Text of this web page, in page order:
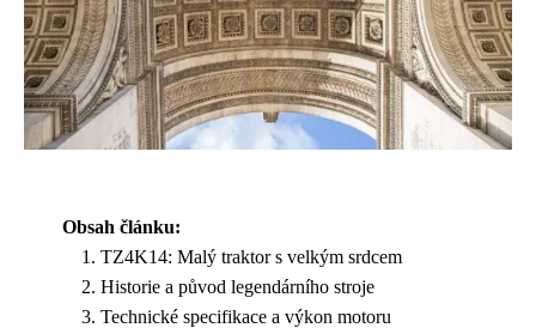
Obsah článku:
TZ4K14: Malý traktor s velkým srdcem
Historie a původ legendárního stroje
Technické specifikace a výkon motoru